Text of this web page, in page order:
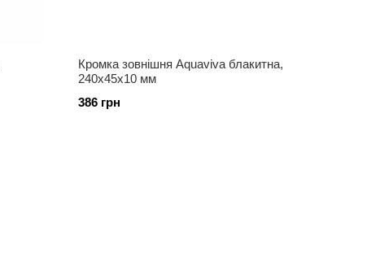
Кромка зовнішня Aquaviva блакитна,
240x45x10 мм
386 грн